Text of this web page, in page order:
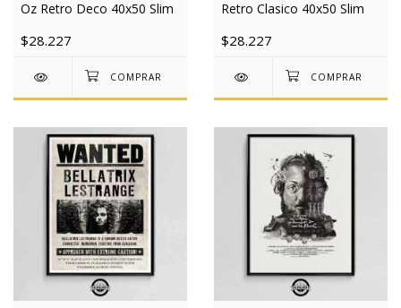
Oz Retro Deco 40x50 Slim
$28.227
Retro Clasico 40x50 Slim
$28.227